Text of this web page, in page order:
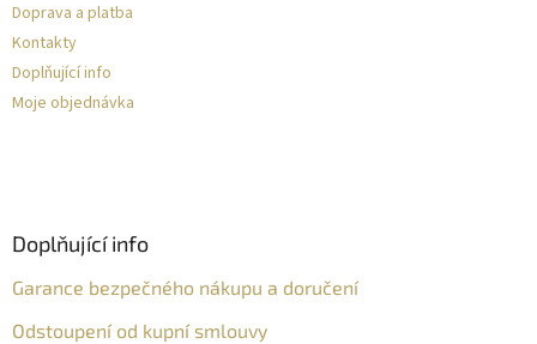
Doprava a platba
Kontakty
Doplňující info
Moje objednávka
Doplňující info
Garance bezpečného nákupu a doručení
Odstoupení od kupní smlouvy